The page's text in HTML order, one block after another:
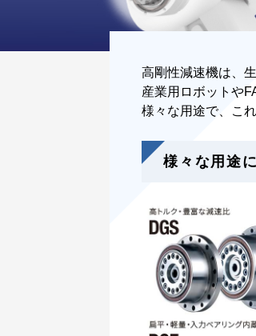
高剛性減速機は、
産業用ロボットや
様々な用途で、こ
様々な用途